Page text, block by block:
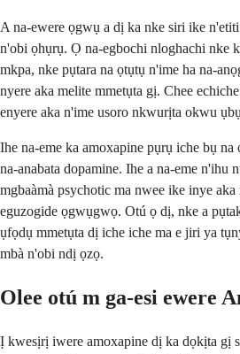
A na-ewere ọgwụ a dị ka nke siri ike
n'obi ọhụrụ. Ọ na-egbochi nloghachi nke
mkpa, nke pụtara na ọtụtụ n'ime ha na-
nyere aka melite mmetụta gị. Chee
enyere aka n'ime usoro nkwurịta okwu
Ihe na-eme ka amoxapine pụrụ iche bụ
na-anabata dopamine. Ihe a na-eme n'ihu
mgbaàmà psychotic ma nwee ike inye
eguzogide ọgwụgwọ. Otú ọ dị, nke a
ụfọdụ mmetụta dị iche iche ma e jiri ya
mbà n'obi ndị ọzọ.
Olee otú m ga-esi ewere
Ị kwesịrị iwere amoxapine dị ka dọkịta gị